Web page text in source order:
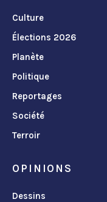
Culture
Élections 2026
Planète
Politique
Reportages
Société
Terroir
OPINIONS
Dessins